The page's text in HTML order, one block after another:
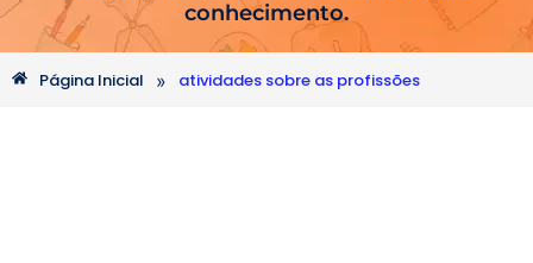
conhecimento.
Página Inicial » atividades sobre as profissões